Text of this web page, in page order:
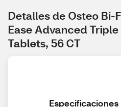
Detalles de Osteo Bi-
Ease Advanced
Tablets, 56 CT
Especificaciones